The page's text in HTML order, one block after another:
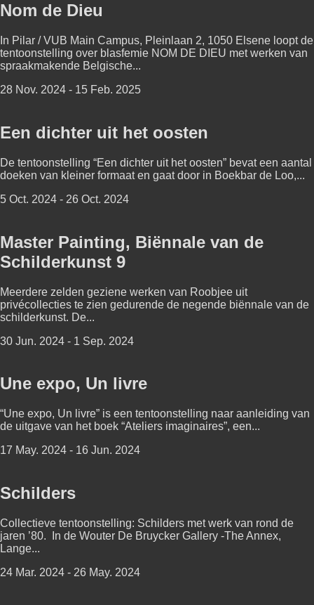
Nom de Dieu
In Pilar / VUB Main Campus, Pleinlaan 2, 1050 Elsene loopt de
tentoonstelling over blasfemie NOM DE DIEU met werken van
spraakmakende Belgische...
28 Nov. 2024 - 15 Feb. 2025
Een dichter uit het oosten
De tentoonstelling “Een dichter uit het oosten” bevat een aantal
doeken van kleiner formaat en gaat door in Boekbar de Loo,...
5 Oct. 2024 - 26 Oct. 2024
Master Painting, Biënnale van de
Schilderkunst 9
Meerdere zelden geziene werken van Roobjee uit
privécollecties te zien gedurende de negende biënnale van de
schilderkunst. De...
30 Jun. 2024 - 1 Sep. 2024
Une expo, Un livre
“Une expo, Un livre” is een tentoonstelling naar aanleiding van
de uitgave van het boek “Ateliers imaginaires”, een...
17 May. 2024 - 16 Jun. 2024
Schilders
Collectieve tentoonstelling: Schilders met werk van rond de
jaren ’80. In de Wouter De Bruycker Gallery -The Annex,
Lange...
24 Mar. 2024 - 26 May. 2024